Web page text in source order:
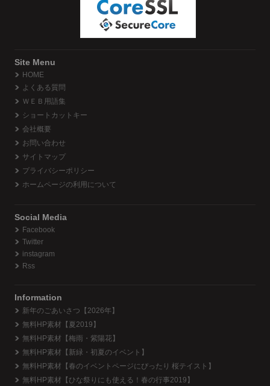
Site Menu
HOME
よくある質問
ＷＥＢ用語集
ショートカットキー
会社概要
お問い合わせ
サイトマップ
プライバシーポリシー
ホームページの利用について
Social Media
Facebook
Twitter
instagram
Rss
Information
新年のごあいさつ【2026年】
無料HP素材【夏2019】
無料HP素材【梅雨・紫陽花】
無料HP素材【新緑・初夏のイベント】
無料HP素材【春のイベントページにぴったり 桜テイスト】
無料HP素材【ひな祭りにも使える！春の行事2019】